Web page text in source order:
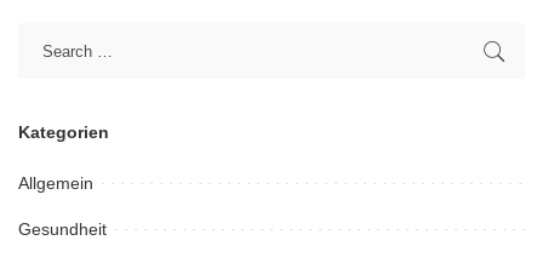
Kategorien
Allgemein
Gesundheit